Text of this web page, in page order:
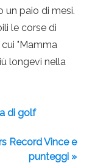
un paio di mesi.
le corse di
"Mamma
longevi nella
di golf
Record Vince e
punteggi »